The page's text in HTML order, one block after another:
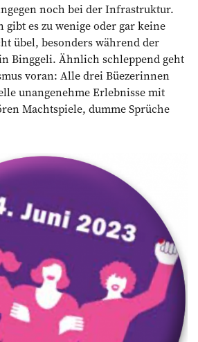
noch bei der Infrastruktur.
gibt es zu wenige oder gar keine
übel, besonders während der
Binggeli. Ähnlich schleppend geht
voran: Alle drei Büezerinnen
unangenehme Erlebnisse mit
Machtspiele, dumme Sprüche